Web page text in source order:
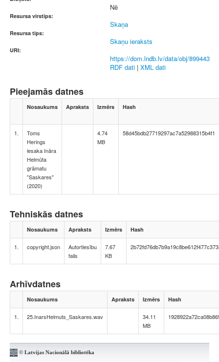
Nē
Resursa virstips:
Skaņa
Resursa tips:
Skaņu ieraksts
URI:
https://dom.lndb.lv/data/obj/899443
RDF dati | XML dati
Pieejamās datnes
Nosaukums Apraksts Izmērs Hash
1.
Toms
Herings
iesaka Ināra
Helmūta
grāmatu
"Saskares"
(2020)
4.74
MB
58d45bdb27719297ac7a52988315b4f1
Tehniskās datnes
Nosaukums Apraksts Izmērs Hash
1. copyright.json
Autortiesību
fails
7.67
KB
Arhīvdatnes
Nosaukums Apraksts Izmērs Hash
1. 25.InarsHelmuts_Saskares.wav
34.11
MB
© Latvijas Nacionālā bibliotēka